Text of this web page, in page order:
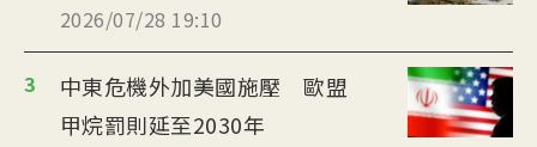
2026/07/28 19:10
3
中東危機外加美國施壓 歐盟
甲烷罰則延至2030年